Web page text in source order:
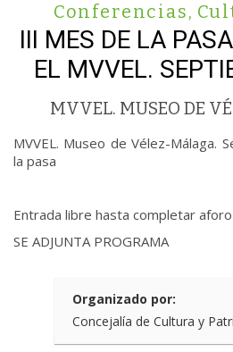
Conferencias,
III MES DE LA
EL MVVEL.
MVVEL. MUSEO DE
MVVEL. Museo de Vélez-Málaga.
la pasa
Entrada libre hasta completar aforo
SE ADJUNTA PROGRAMA
Organizado por:
Concejalía de Cultura y